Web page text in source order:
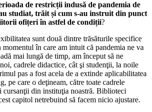
de restricții indusă de pandemia de
studiat, trăit și cum s-au instruit din punct
ofițeri în astfel de condiții?
sunt două dintre trăsăturile specifice
în care am intuit că pandemia ne va
mai lungă de timp, am început să ne
cadrele didactice, cât şi studenţii, la noile
pas a fost acela de a extinde aplicabilitatea
pe care o deţineam, către toate cadrele
cursanţii din instituţia noastră. Biblioteci
capitol netrebuind să facem nicio ajustare.